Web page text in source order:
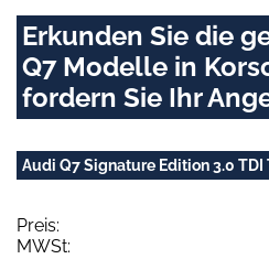
Erkunden Sie die
Q7 Modelle in
fordern Sie Ihr
Audi Q7 Signature Edition 3.0
Preis:
MWSt: